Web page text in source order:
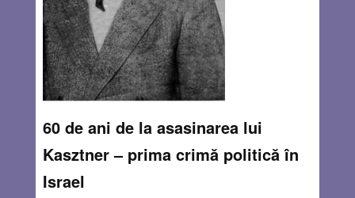
60 de ani de la asasinarea lui
Kasztner – prima crimă politică în
Israel